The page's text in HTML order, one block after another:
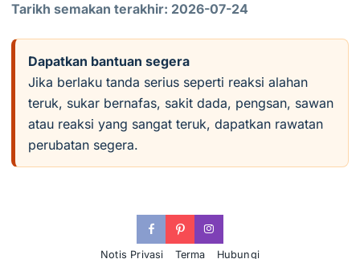
Tarikh semakan terakhir: 2026-07-24
Dapatkan bantuan segera
Jika berlaku tanda serius seperti reaksi alahan
teruk, sukar bernafas, sakit dada, pengsan, sawan
atau reaksi yang sangat teruk, dapatkan rawatan
perubatan segera.
Notis Privasi Terma Hubungi